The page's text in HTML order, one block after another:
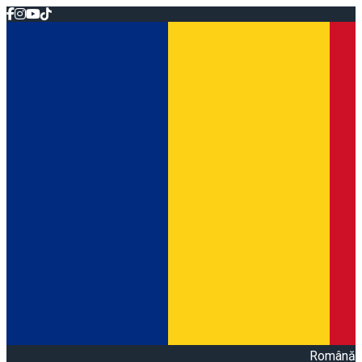
Română